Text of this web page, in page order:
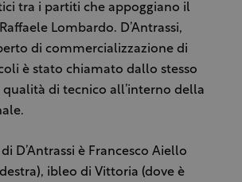
tra i partiti che appoggiano il
Lombardo. D’Antrassi,
di commercializzazione di
è stato chiamato dallo stesso
qualità di tecnico all’interno della
di D’Antrassi è Francesco Aiello
ibleo di Vittoria (dove è